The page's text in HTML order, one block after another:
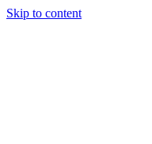
Skip to content